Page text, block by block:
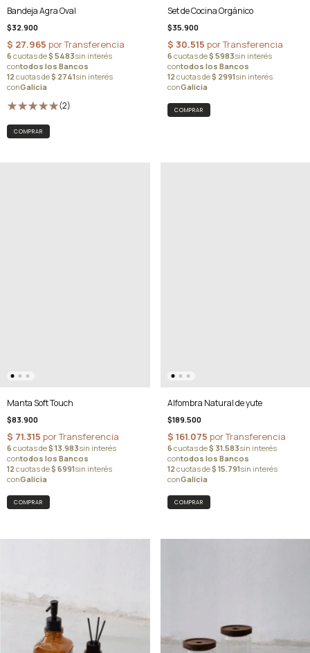
Bandeja Agra Oval
$32.900
(2)
COMPRAR
Set de Cocina Orgánico
$35.900
Manta Soft Touch
$83.900
Alfombra Natural de yute
$189.500
COMPRAR